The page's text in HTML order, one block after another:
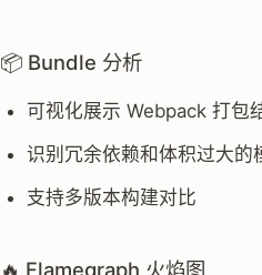
📦 Bundle 分析
可视化展示 Webpack 打包
识别冗余依赖和体积过大的
支持多版本构建对比
🔥 Flamegraph 火焰图